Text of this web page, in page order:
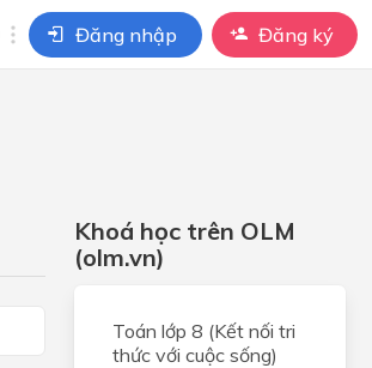
Đăng nhập Đăng ký
Khoá học trên OLM
(olm.vn)
Toán lớp 8 (Kết nối tri
thức với cuộc sống)